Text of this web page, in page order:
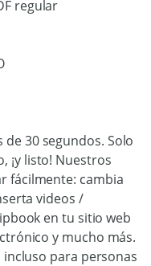
regular
30 segundos. Solo
¡y listo! Nuestros
fácilmente: cambia
videos /
en tu sitio web
y mucho más.
incluso para personas